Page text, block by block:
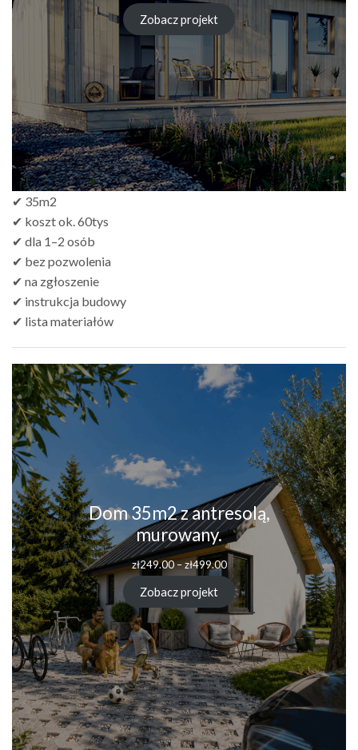
zł249.00
zł499.00
Zobacz projekt
✔ 35m2
✔ koszt ok. 60tys
✔ dla 1–2 osób
✔ bez pozwolenia
✔ na zgłoszenie
✔ instrukcja budowy
✔ lista materiałów
Dom 35m2 z antresolą,
murowany.
zł249.00–zł499.00Zakres
cen:
od
zł249.00
do
zł499.00
Zobacz projekt